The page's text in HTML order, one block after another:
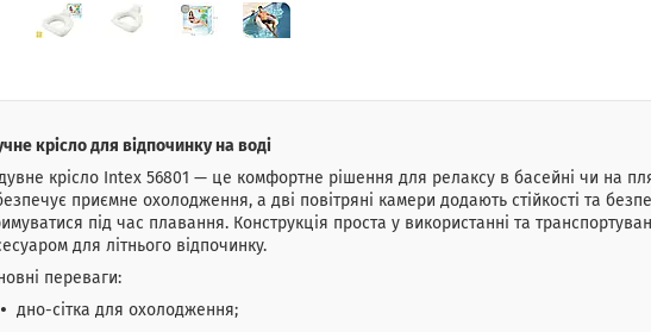
крісло для відпочинку на воді
крісло Intex 56801 — це комфортне рішення для релаксу в басейні чи на
приємне охолодження, а дві повітряні камери додають стійкості та
під час плавання. Конструкція проста у використанні та
для літнього відпочинку.
переваги:
дно-сітка для охолодження;